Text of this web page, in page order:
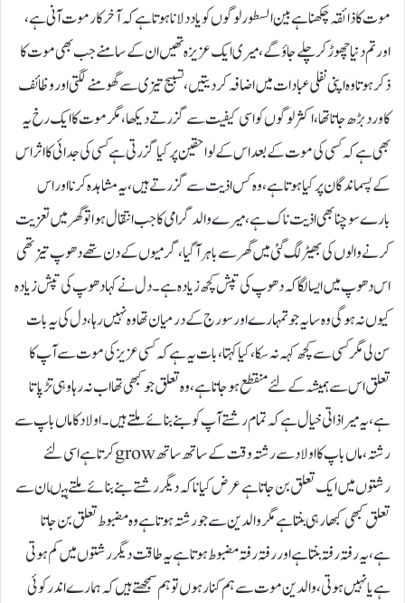
موت کا ذائقہ چکھناہے بین السطور لوگوں کو یاد دلانا ہوتا ہے کہ آخر کار موت آنی ہے،
اور تم دنیا چھوڑ کر چلے جاؤ گے،میری ایک عزیزہ تھیں ان کے سامنے جب بھی موت کا
ذکر ہوتاوہ اپنی نفلی عبادات میں اضافہ کر دیتیں،تسبیح تیزی سے گھومنے لگتی اور وظائف
کا ورد بڑھ جاتا تھا، اکثر لوگوں کو اسی کیفیت سے گزرتے دیکھا، مگر موت کا ایک رخ یہ
بھی ہے کہ کسی کی موت کے بعد اس کے لواحقین پر کیا گزرتی ہےکسی کی جدائی کا اثر اس
کے پسماند گان پر کیا ہوتا ہے، وہ کس اذیت سے گزرتے ہیں،یہ مشاہدہ کرنا اور اس
بارے سوچنا بھی اذیت ناک ہے،میرے والد گرامی کا جب انتقال ہوا تو گھر میں تعزیت
کرنے والوں کی بھیڑ لگ گئی میں گھر سے باہر آگیا، گرمیوں کے دن تھے دھوپ تیز تھی
اس دھوپ میں ایسا لگا کہ دھوپ کی تپش کچھ زیادہ ہے ۔دل نے کہا دھوپ کی تپش زیادہ
کیوں نہ ہوگی وہ سایہ جو تمہارے اور سورج کے درمیان تھا وہ نہیں رہا، دل کی یہ بات
سن لی مگر کسی سے کچھ کہہ نہ سکا،کیا کہتا،بات یہ ہے کہ کسی عزیز کی موت سے آپ کا
تعلق اس سے ہمیشہ کے لئے منقطع ہو جاتا ہے،وہ تعلق جو کبھی تھا اب نہ رہا وہی تڑپاتا
ہے،یہ میرا ذاتی خیال ہے کہ تمام رشتے آپ کو بنے بنائے ملتے ہیں۔اولاد کا ماں باپ سے
رشتہ،ماں باپ کا اولاد سے رشتہ وقت کے ساتھ ساتھ growکرتا ہے اسی لئے
رشتوں میں ایک تعلق بن جاتا ہے عرض کیا نا کہ دیگر رشتے بنے بنائے ملتے ہیںان سے
تعلق کبھی کبھار ہی بنتا ہے مگر والدین سے جو رشتہ ہوتا ہے وہ مضبوط تعلق بن جاتا
ہے،یہ رفتہ رفتہ بنتا ہے اور رفتہ رفتہ مضبوط ہوتا ہے یہ طاقت دیگر رشتوں میں کم ہوتی
ہے یا نہیں ہوتی،والدین موت سے ہم کنار ہوں تو ہم سمجھتے ہیں کہ ہمارے اندر کوئی